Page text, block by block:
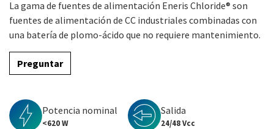
La gama de fuentes de alimentación Eneris Chloride® son
fuentes de alimentación de CC industriales combinadas con
una batería de plomo-ácido que no requiere mantenimiento.
Preguntar
Potencia nominal
<620 W
Salida
24/48 Vcc